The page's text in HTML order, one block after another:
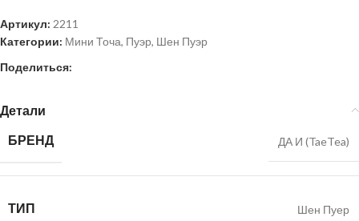
Артикул: 2211
Категории: Мини Точа, Пуэр, Шен Пуэр
Поделиться:
Детали
БРЕНД ДА И (TaeTea)
ТИП Шен Пуер